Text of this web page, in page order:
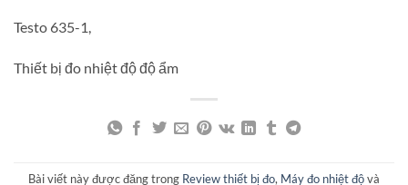
Testo 635-1,
Thiết bị đo nhiệt độ độ ẩm
Bài viết này được đăng trong Review thiết bị đo, Máy đo nhiệt độvà